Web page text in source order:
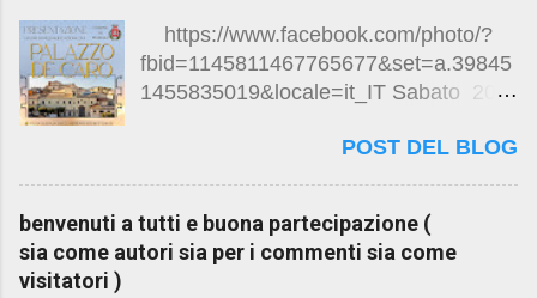
https://www.facebook.com/photo/?
fbid=1145811467765677&set=a.39845
1455835019&locale=it_IT Sabato 20
Presentazione dei lavori di
Mostra fotografica “Ritorno alla Luce “
Esposizione targhe storiche Brindisi di
POST DEL BLOG
benvenuti a tutti e buona partecipazione (
sia come autori sia per i commenti sia come
visitatori )